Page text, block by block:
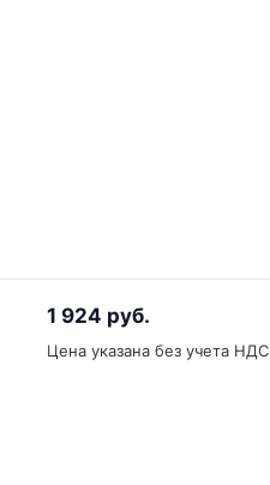
1 924 руб.
Цена указана без учета НДС